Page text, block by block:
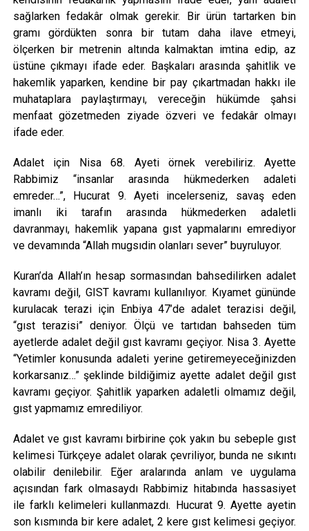
sağlarken fedakâr olmak gerekir. Bir ürün tartarken bin
gramı gördükten sonra bir tutam daha ilave etmeyi,
ölçerken bir metrenin altında kalmaktan imtina edip, az
üstüne çıkmayı ifade eder. Başkaları arasında şahitlik ve
hakemlik yaparken, kendine bir pay çıkartmadan hakkı ile
muhataplara paylaştırmayı, vereceğin hükümde şahsi
menfaat gözetmeden ziyade özveri ve fedakâr olmayı
ifade eder.
Adalet için Nisa 68. Ayeti örnek verebiliriz. Ayette
Rabbimiz “insanlar arasında hükmederken adaleti
emreder…”, Hucurat 9. Ayeti incelerseniz, savaş eden
imanlı iki tarafın arasında hükmederken adaletli
davranmayı, hakemlik yapana gıst yapmalarını emrediyor
ve devamında “Allah mugsıdin olanları sever” buyruluyor.
Kuran’da Allah’ın hesap sormasından bahsedilirken adalet
kavramı değil, GIST kavramı kullanılıyor. Kıyamet gününde
kurulacak terazi için Enbiya 47’de adalet terazisi değil,
“gıst terazisi” deniyor. Ölçü ve tartıdan bahseden tüm
ayetlerde adalet değil gıst kavramı geçiyor. Nisa 3. Ayette
“Yetimler konusunda adaleti yerine getiremeyeceğinizden
korkarsanız…” şeklinde bildiğimiz ayette adalet değil gıst
kavramı geçiyor. Şahitlik yaparken adaletli olmamız değil,
gıst yapmamız emrediliyor.
Adalet ve gıst kavramı birbirine çok yakın bu sebeple gıst
kelimesi Türkçeye adalet olarak çevriliyor, bunda ne sıkıntı
olabilir denilebilir. Eğer aralarında anlam ve uygulama
açısından fark olmasaydı Rabbimiz hitabında hassasiyet
ile farklı kelimeleri kullanmazdı. Hucurat 9. Ayette ayetin
son kısmında bir kere adalet, 2 kere gıst kelimesi geçiyor.